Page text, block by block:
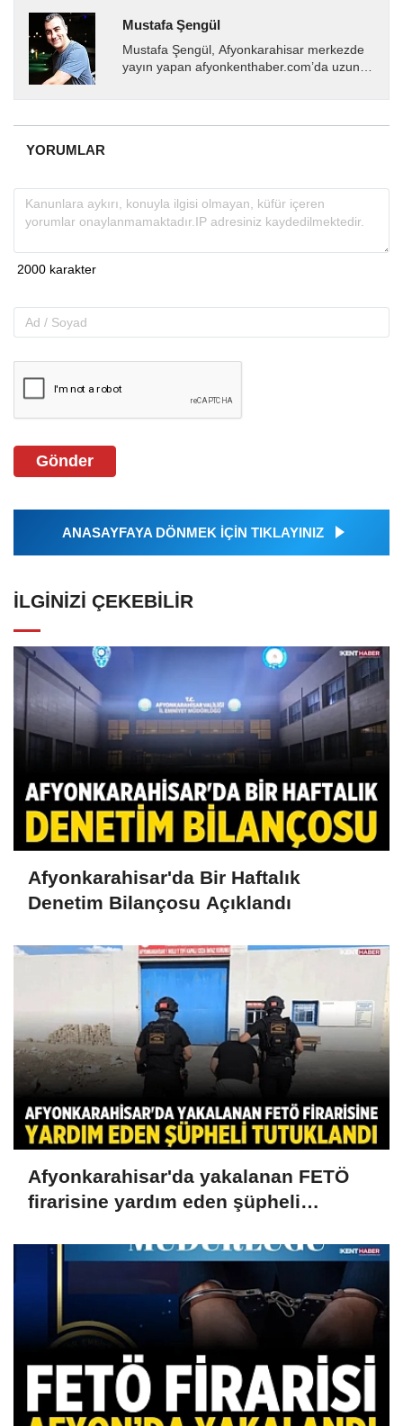
Mustafa Şengül
Mustafa Şengül, Afyonkarahisar merkezde
yayın yapan afyonkenthaber.com’da uzun
almakta, haber akışı...
YORUMLAR
Gönder
ANASAYFAYA DÖNMEK İÇİN TIKLAYINIZ
İLGINIZI ÇEKEBILIR
Afyonkarahisar'da Bir Haftalık
Denetim Bilançosu Açıklandı
Afyonkarahisar'da yakalanan FETÖ
firarisine yardım eden şüpheli